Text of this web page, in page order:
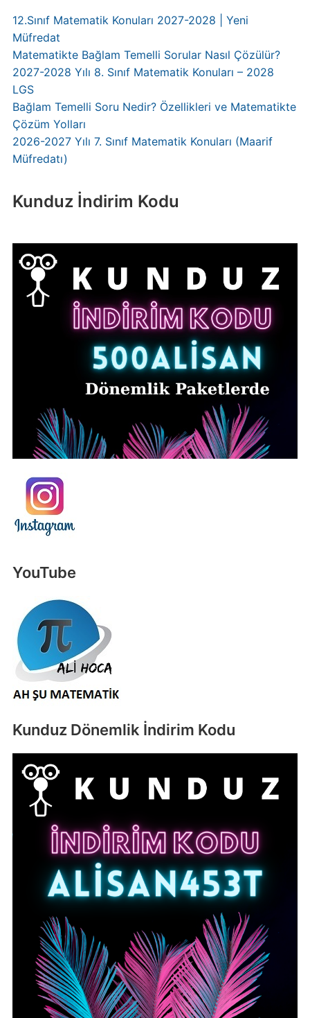
12.Sınıf Matematik Konuları 2027-2028 | Yeni
Müfredat
Matematikte Bağlam Temelli Sorular Nasıl Çözülür?
2027-2028 Yılı 8. Sınıf Matematik Konuları – 2028
LGS
Bağlam Temelli Soru Nedir? Özellikleri ve Matematikte
Çözüm Yolları
2026-2027 Yılı 7. Sınıf Matematik Konuları (Maarif
Müfredatı)
Kunduz İndirim Kodu
YouTube
Kunduz Dönemlik İndirim Kodu